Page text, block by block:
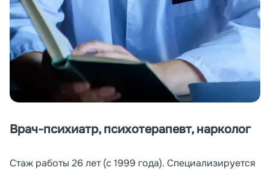
Врач-психиатр, психотерапевт, нарколог
Стаж работы 26 лет (с 1999 года). Специализируется